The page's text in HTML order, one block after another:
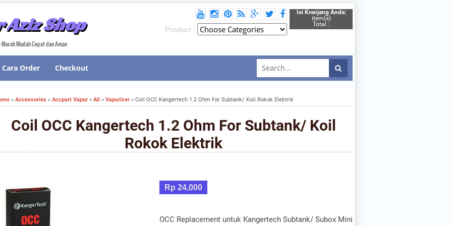
Aziz Shop
Mudah Cepat dan Aman
Isi Kranjang Anda:
item(s)
Total :
Product :
Cara Order Checkout
» Accessories » Accpart Vapor » All » Vaporizer » Coil OCC Kangertech 1.2 Ohm For Subtank/ Koil Rokok Elektrik
Coil OCC Kangertech 1.2 Ohm For Subtank/ Koil
Rokok Elektrik
Rp 24,000
OCC Replacement untuk Kangertech Subtank/ Subox Mini